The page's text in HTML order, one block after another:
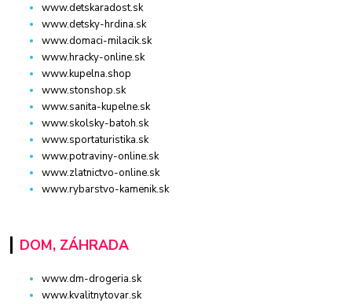
www.detskaradost.sk
www.detsky-hrdina.sk
www.domaci-milacik.sk
www.hracky-online.sk
www.kupelna.shop
www.stonshop.sk
www.sanita-kupelne.sk
www.skolsky-batoh.sk
www.sportaturistika.sk
www.potraviny-online.sk
www.zlatnictvo-online.sk
www.rybarstvo-kamenik.sk
DOM, ZÁHRADA
www.dm-drogeria.sk
www.kvalitnytovar.sk